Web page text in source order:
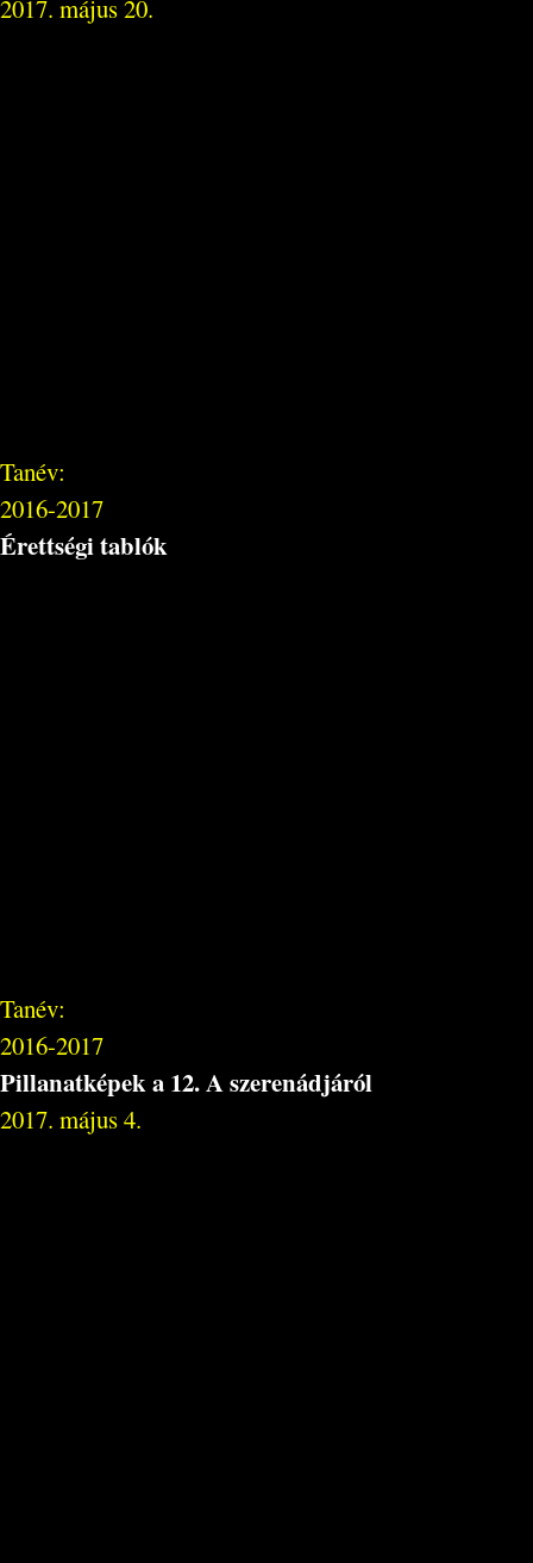
2017. május 20.
Tanév:
2016-2017
Érettségi tablók
Tanév:
2016-2017
Pillanatképek a 12. A szerenádjáról
2017. május 4.